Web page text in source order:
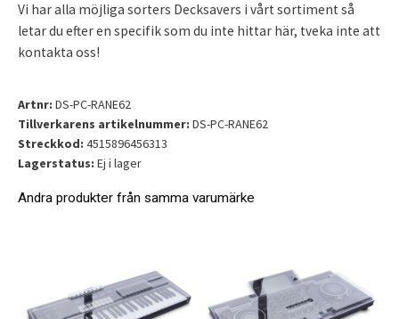
Vi har alla möjliga sorters Decksavers i vårt sortiment så
letar du efter en specifik som du inte hittar här, tveka inte att
kontakta oss!
Artnr: DS-PC-RANE62
Tillverkarens artikelnummer: DS-PC-RANE62
Streckkod: 4515896456313
Lagerstatus: Ej i lager
Andra produkter från samma varumärke